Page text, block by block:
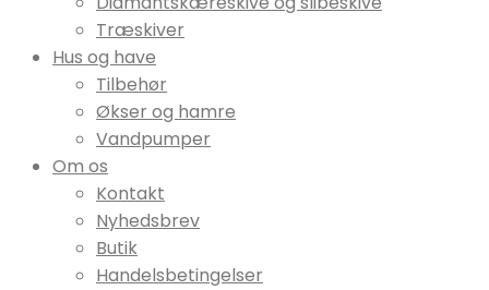
Træskiver
Hus og have
Tilbehør
Økser og hamre
Vandpumper
Om os
Kontakt
Nyhedsbrev
Butik
Handelsbetingelser